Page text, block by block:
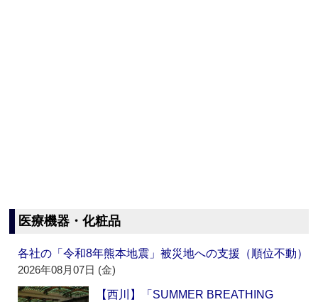
医療機器・化粧品
各社の「令和8年熊本地震」被災地への支援（順位不動）
2026年08月07日 (金)
【西川】「SUMMER BREATHING